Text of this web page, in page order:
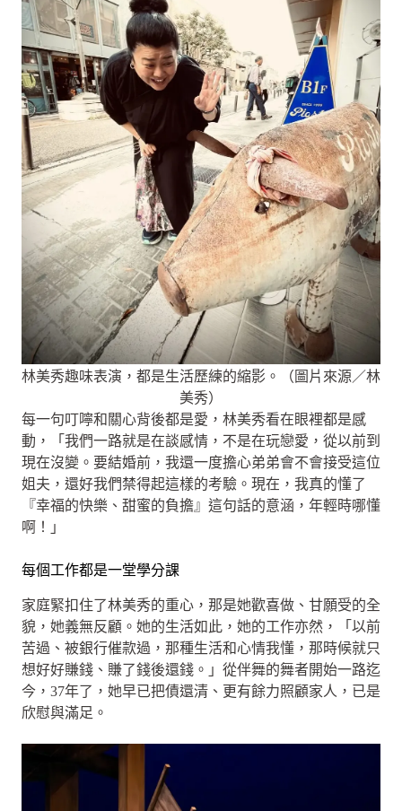
林美秀趣味表演，都是生活歷練的縮影。（圖片來源／林
美秀）
每一句叮嚀和關心背後都是愛，林美秀看在眼裡都是感
動，「我們一路就是在談感情，不是在玩戀愛，從以前到
現在沒變。要結婚前，我還一度擔心弟弟會不會接受這位
姐夫，還好我們禁得起這樣的考驗。現在，我真的懂了
『幸福的快樂、甜蜜的負擔』這句話的意涵，年輕時哪懂
啊！」
每個工作都是一堂學分課
家庭緊扣住了林美秀的重心，那是她歡喜做、甘願受的全
貌，她義無反顧。她的生活如此，她的工作亦然，「以前
苦過、被銀行催款過，那種生活和心情我懂，那時候就只
想好好賺錢、賺了錢後還錢。」從伴舞的舞者開始一路迄
今，37年了，她早已把債還清、更有餘力照顧家人，已是
欣慰與滿足。